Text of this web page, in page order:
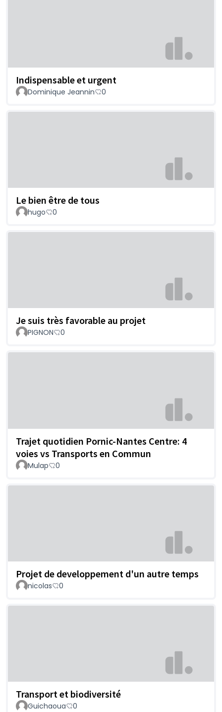
Indispensable et urgent
Dominique Jeannin 0
Le bien être de tous
hugo 0
Je suis très favorable au projet
PIGNON 0
Trajet quotidien Pornic-Nantes Centre: 4
voies vs Transports en Commun
Mulap 0
Projet de developpement d'un autre temps
nicolas 0
Transport et biodiversité
Guichaoua 0